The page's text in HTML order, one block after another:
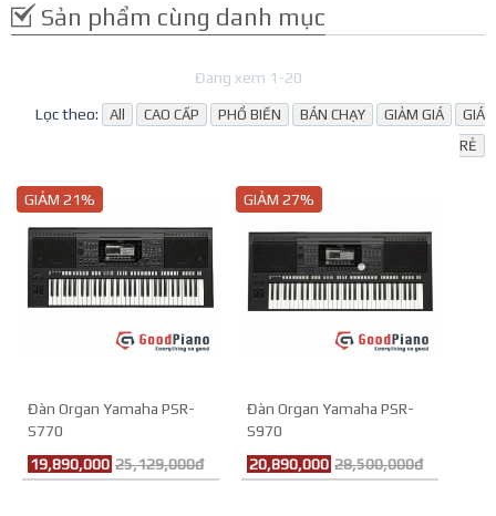
Sản phẩm cùng danh mục
Đang xem 1-20
Lọc theo: All CAO CẤP PHỔ BIẾN BÁN CHẠY GIẢM GIÁ
GIÁ
RẺ
GIẢM 21%
Đàn Organ Yamaha PSR-
S770
19,890,000 25,129,000đ
GIẢM 27%
Đàn Organ Yamaha PSR-
S970
20,890,000 28,500,000đ